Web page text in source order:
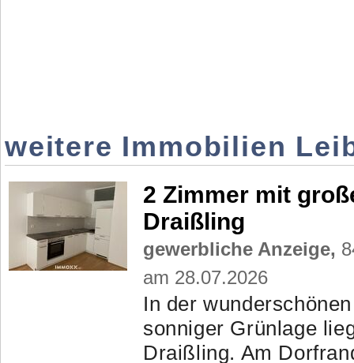
weitere Immobilien
2 Zimmer mit
Draißling
gewerbliche Anzeige,
am 28.07.2026
In der
sonniger Grünlage
Draißling. Am